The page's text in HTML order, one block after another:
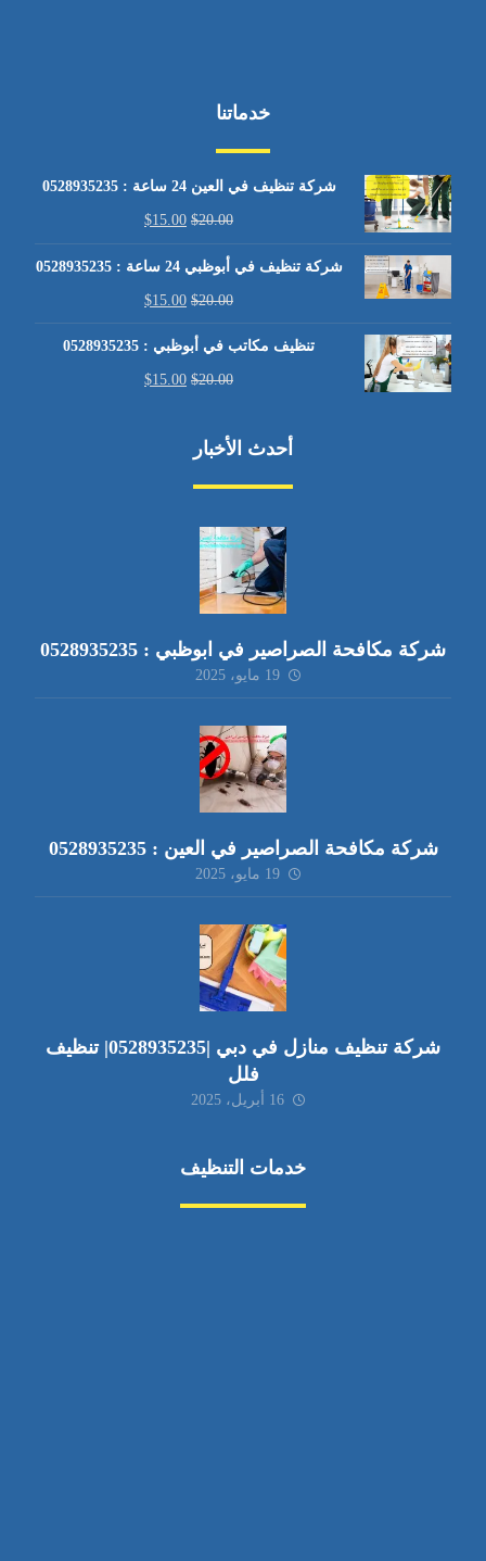
خدماتنا
شركة تنظيف في العين 24 ساعة : 0528935235
$20.00
$15.00
شركة تنظيف في أبوظبي 24 ساعة : 0528935235
$20.00
$15.00
تنظيف مكاتب في أبوظبي : 0528935235
$20.00
$15.00
أحدث الأخبار
شركة مكافحة الصراصير في ابوظبي : 0528935235
19 مايو، 2025
شركة مكافحة الصراصير في العين : 0528935235
19 مايو، 2025
شركة تنظيف منازل في دبي |0528935235| تنظيف
فلل
16 أبريل، 2025
خدمات التنظيف